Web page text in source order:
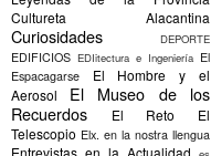
Cultureta Alacantina
Curiosidades DEPORTE
EDIFICIOS EDIitectura e Ingeniería El
Espacagarse
El Hombre y el
Aerosol
El Museo de los
Recuerdos
El Reto
El
Telescopio Elx. en la nostra llengua
Entrevistas en la Actualidad